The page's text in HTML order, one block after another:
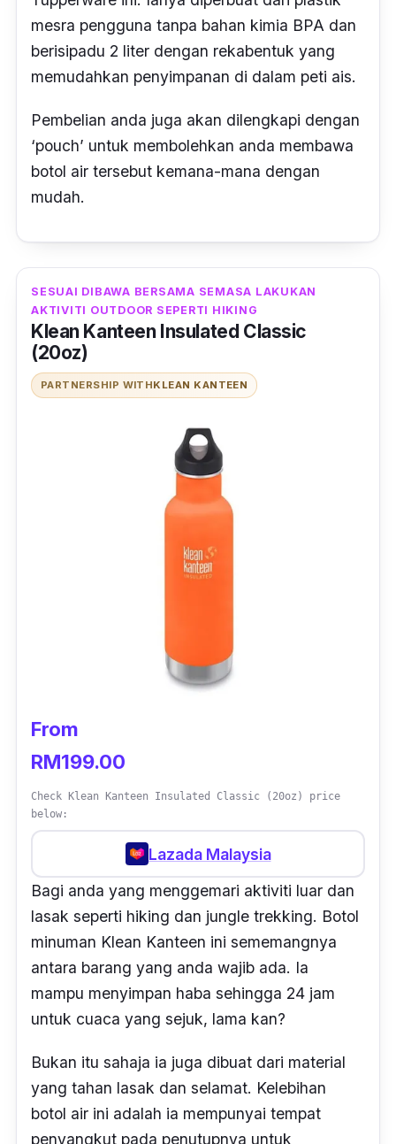
mesra pengguna tanpa bahan kimia BPA dan
berisipadu 2 liter dengan rekabentuk yang
memudahkan penyimpanan di dalam peti ais.
Pembelian anda juga akan dilengkapi dengan
‘pouch’ untuk membolehkan anda membawa
botol air tersebut kemana-mana dengan
mudah.
SESUAI DIBAWA BERSAMA SEMASA LAKUKAN
AKTIVITI OUTDOOR SEPERTI HIKING
Klean Kanteen Insulated Classic
(20oz)
PARTNERSHIP WITHKLEAN KANTEEN
From
RM199.00
Check Klean Kanteen Insulated Classic (20oz) price
below:
Lazada Malaysia
Bagi anda yang menggemari aktiviti luar dan
lasak seperti hiking dan jungle trekking. Botol
minuman Klean Kanteen ini sememangnya
antara barang yang anda wajib ada. Ia
mampu menyimpan haba sehingga 24 jam
untuk cuaca yang sejuk, lama kan?
Bukan itu sahaja ia juga dibuat dari material
yang tahan lasak dan selamat. Kelebihan
botol air ini adalah ia mempunyai tempat
penyangkut pada penutupnya untuk